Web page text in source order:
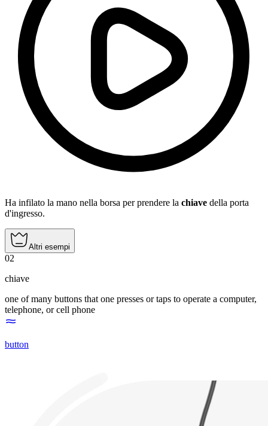
Ha infilato la mano nella borsa per prendere la chiave della porta
d'ingresso.
Altri esempi
02
chiave
one of many buttons that one presses or taps to operate a computer,
telephone, or cell phone
button